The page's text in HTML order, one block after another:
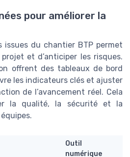
pour améliorer la
issues du chantier BTP permet
et d’anticiper les risques.
offrent des tableaux de bord
les indicateurs clés et ajuster
de l’avancement réel. Cela
la qualité, la sécurité et la
Outil
numérique